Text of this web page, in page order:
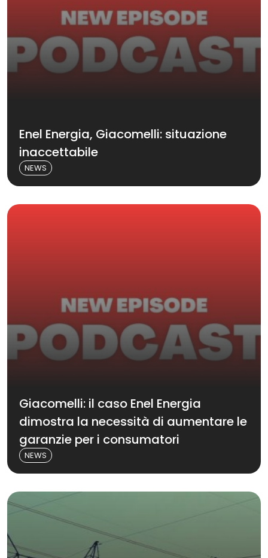
Enel Energia, Giacomelli: situazione
inaccettabile
NEWS
Giacomelli: il caso Enel Energia
dimostra la necessità di aumentare le
garanzie per i consumatori
NEWS